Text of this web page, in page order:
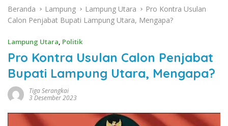
Beranda Lampung Lampung Utara
Pro Kontra Usulan
Calon Penjabat Bupati Lampung Utara, Mengapa?
Lampung Utara, Politik
Pro Kontra Usulan Calon Penjabat
Bupati Lampung Utara, Mengapa?
Tiga Serangkai
3 Desember 2023